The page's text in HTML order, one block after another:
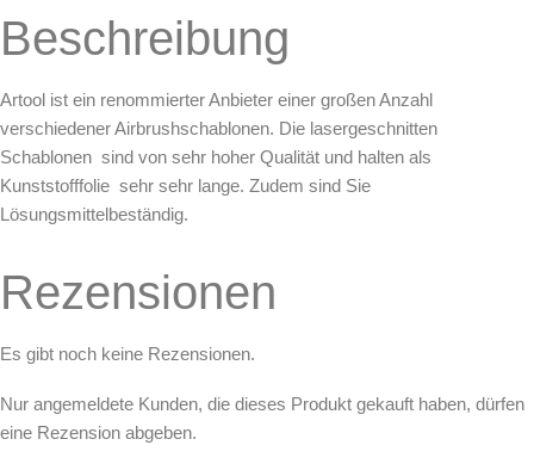
Freihand
Airbrush
Craig
Fraser
(200370)
Menge
Beschreibung
Artool ist ein renommierter Anbieter einer großen Anzahl
verschiedener Airbrushschablonen. Die lasergeschnitten
Schablonen sind von sehr hoher Qualität und halten als
Kunststofffolie sehr sehr lange. Zudem sind Sie
Lösungsmittelbeständig.
Rezensionen
Es gibt noch keine Rezensionen.
Nur angemeldete Kunden, die dieses Produkt gekauft haben, dürfen
eine Rezension abgeben.